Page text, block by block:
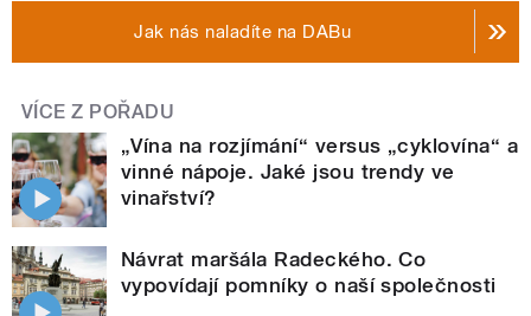
Jak nás naladíte na DABu
VÍCE Z POŘADU
„Vína na rozjímání“ versus „cyklovína“ a
vinné nápoje. Jaké jsou trendy ve
vinařství?
Návrat maršála Radeckého. Co
vypovídají pomníky o naší společnosti